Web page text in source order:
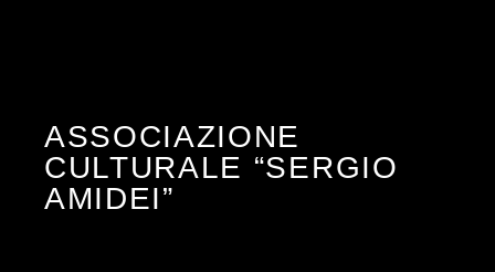
ASSOCIAZIONE
CULTURALE “SERGIO
AMIDEI”